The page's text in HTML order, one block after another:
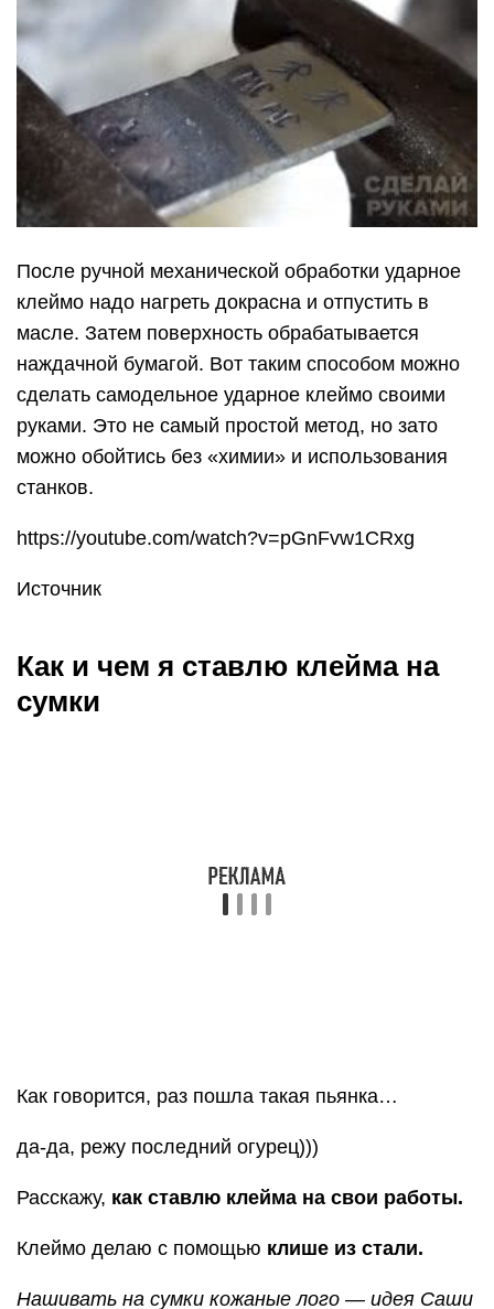
После ручной механической обработки ударное
клеймо надо нагреть докрасна и отпустить в
масле. Затем поверхность обрабатывается
наждачной бумагой. Вот таким способом можно
сделать самодельное ударное клеймо своими
руками. Это не самый простой метод, но зато
можно обойтись без «химии» и использования
станков.
https://youtube.com/watch?v=pGnFvw1CRxg
Источник
Как и чем я ставлю клейма на
сумки
Как говорится, раз пошла такая пьянка…
да-да, режу последний огурец)))
Расскажу, как ставлю клейма на свои работы.
Клеймо делаю с помощью клише из стали.
Нашивать на сумки кожаные лого — идея Саши